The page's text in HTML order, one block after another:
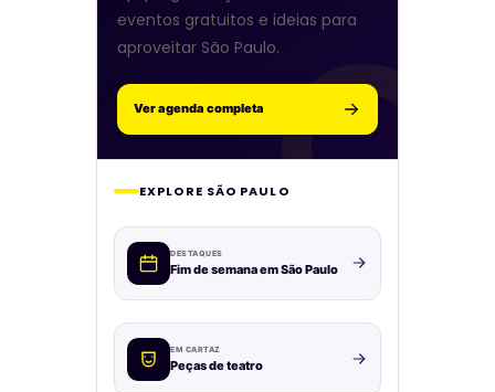
eventos gratuitos e ideias para
aproveitar São Paulo.
Ver agenda completa
EXPLORE SÃO PAULO
DESTAQUES
Fim de semana em São Paulo
EM CARTAZ
Peças de teatro